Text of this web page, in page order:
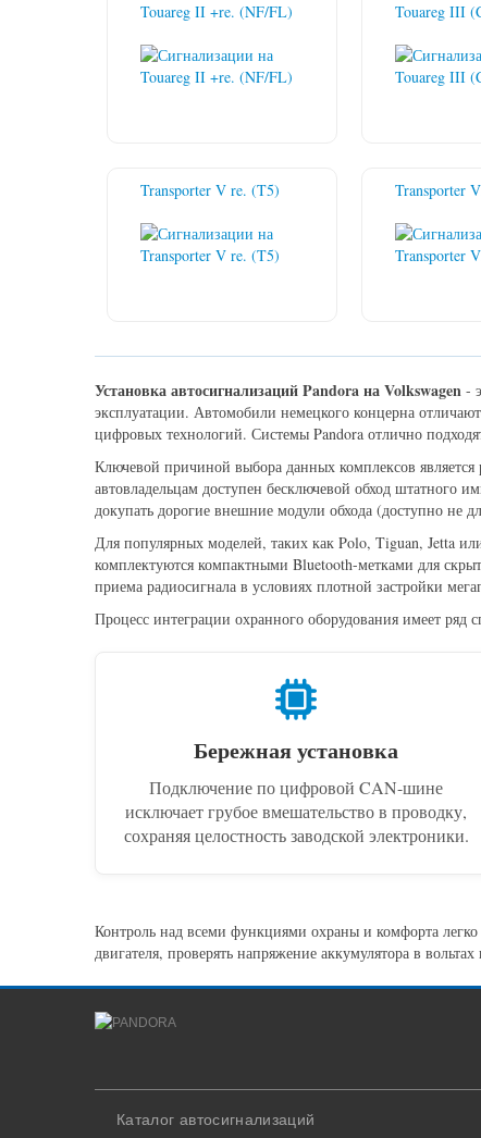
Touareg II +re. (NF/FL) Touareg III
Transporter V re. (T5) Transporter
Установка автосигнализаций Pandora на Volkswagen -
эксплуатации. Автомобили немецкого концерна
цифровых технологий. Системы Pandora отлично
Ключевой причиной выбора данных комплексов является
автовладельцам доступен бесключевой обход штатного
докупать дорогие внешние модули обхода (доступно не
Для популярных моделей, таких как Polo, Tiguan, Jetta
комплектуются компактными Bluetooth-метками для
приема радиосигнала в условиях плотной застройки
Процесс интеграции охранного оборудования имеет ряд
Бережная установка
Подключение по цифровой CAN-шине
исключает грубое вмешательство в проводку,
сохраняя целостность заводской электроники.
Контроль над всеми функциями охраны и комфорта
двигателя, проверять напряжение аккумулятора в
Каталог автосигнализаций